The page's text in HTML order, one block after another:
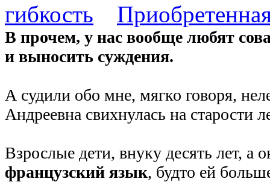
В прочем, у нас вообще любят
и выносить суждения.
А судили обо мне, мягко говоря,
Андреевна свихнулась на старости
Взрослые дети, внуку десять лет, а
французский язык, будто ей